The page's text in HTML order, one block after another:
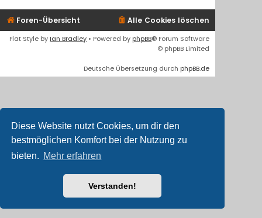
Diese Website nutzt Cookies, um dir den
bestmöglichen Komfort bei der Nutzung zu
bieten. Mehr erfahren
Verstanden!
Foren-Übersicht Alle Cookies löschen
Flat Style by Ian Bradley • Powered by phpBB® Forum Software
© phpBB Limited
Deutsche Übersetzung durch phpBB.de